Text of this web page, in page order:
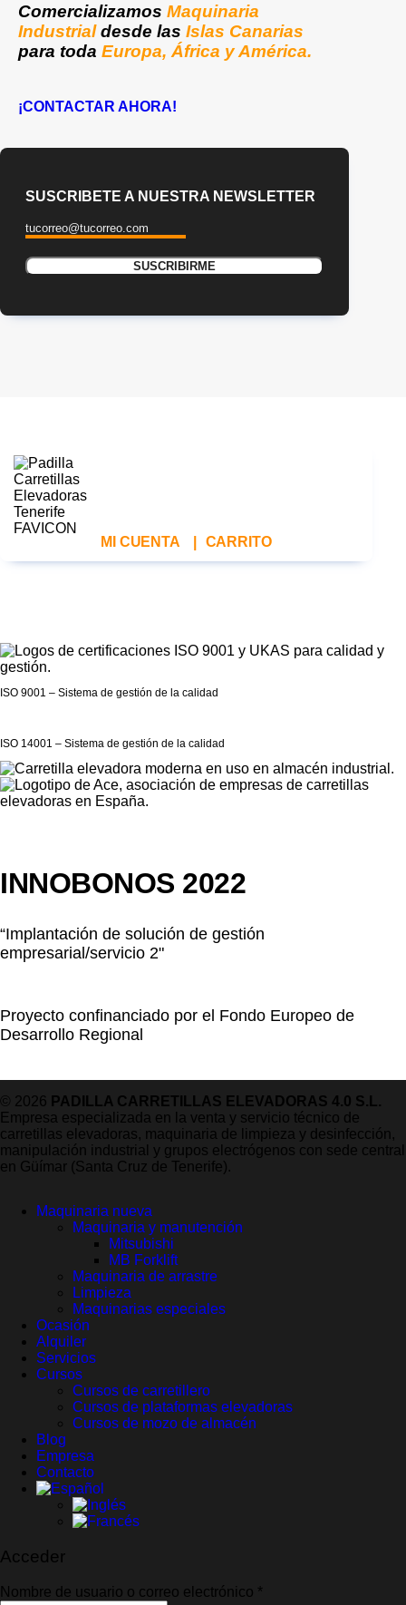
Comercializamos Maquinaria
Industrialdesde las Islas Canarias
para toda Europa, África y América.
¡CONTACTAR AHORA!
SUSCRIBETE A NUESTRA NEWSLETTER
MI CUENTA CARRITO
ISO 9001 – Sistema de gestión de la calidad
ISO 14001 – Sistema de gestión de la calidad
INNOBONOS 2022
“Implantación de solución de gestión
empresarial/servicio 2"
Proyecto confinanciado por el Fondo Europeo de
Desarrollo Regional
© 2026 PADILLA CARRETILLAS ELEVADORAS 4.0 S.L.
Empresa especializada en la venta y servicio técnico de
carretillas elevadoras, maquinaria de limpieza y desinfección,
manipulación industrial y grupos electrógenos con sede central
en Güímar (Santa Cruz de Tenerife).
Maquinaria nueva
Maquinaria y manutención
Mitsubishi
MB Forklift
Maquinaria de arrastre
Limpieza
Maquinarias especiales
Ocasión
Alquiler
Servicios
Cursos
Cursos de carretillero
Cursos de plataformas elevadoras
Cursos de mozo de almacén
Blog
Empresa
Contacto
Acceder
Nombre de usuario o correo electrónico *